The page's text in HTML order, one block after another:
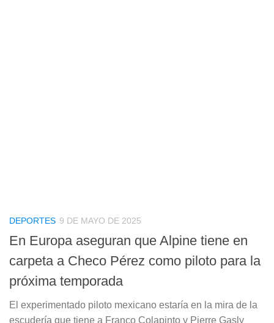
DEPORTES 9 DE MAYO DE 2025
En Europa aseguran que Alpine tiene en
carpeta a Checo Pérez como piloto para la
próxima temporada
El experimentado piloto mexicano estaría en la mira de la
escudería que tiene a Franco Colapinto y Pierre Gasly